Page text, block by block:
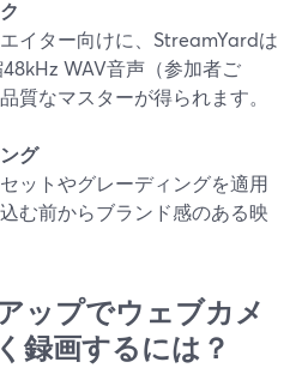
イター向けに、StreamYardは
WAV音声（参加者ご
質なマスターが得られます。
グ
ットやグレーディングを適用
む前からブランド感のある映
ップでウェブカメ
録画するには？